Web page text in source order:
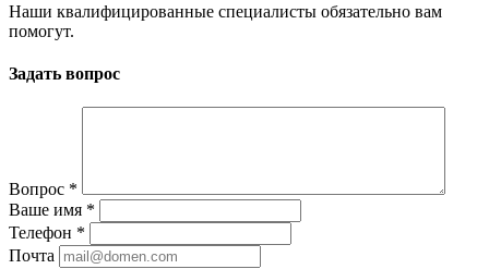
Наши квалифицированные специалисты обязательно вам
помогут.
Задать вопрос
Вопрос *
Ваше имя *
Телефон *
Почта